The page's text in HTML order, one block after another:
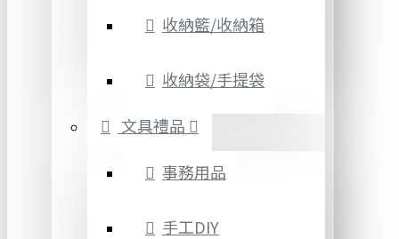
收納籃/收納箱
收納袋/手提袋
文具禮品
事務用品
手工DIY